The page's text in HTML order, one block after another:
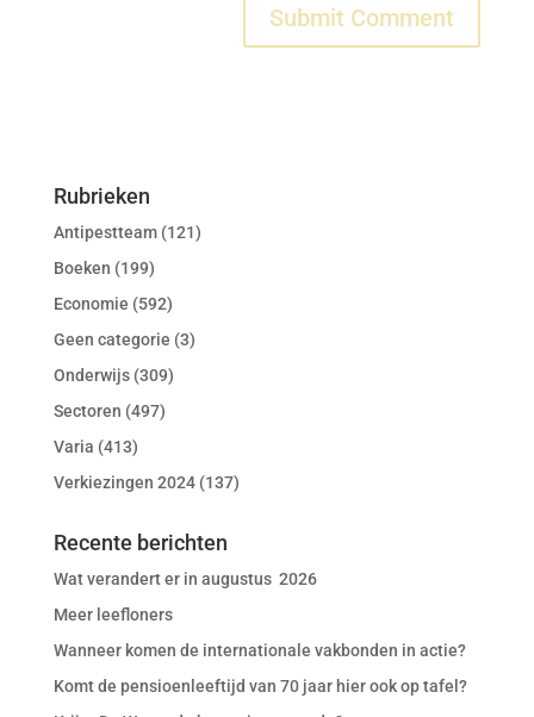
Rubrieken
Antipestteam(121)
Boeken (199)
Economie (592)
Geen categorie (3)
Onderwijs(309)
Sectoren (497)
Varia (413)
Verkiezingen 2024(137)
Recente berichten
Wat verandert er in augustus 2026
Meer leefloners
Wanneer komen de internationale vakbonden in actie?
Komt de pensioenleeftijd van 70 jaar hier ook op tafel?